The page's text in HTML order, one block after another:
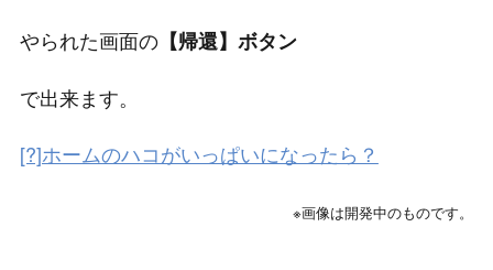
やられた画面の【帰還】ボタン
で出来ます。
[?]ホームのハコがいっぱいになったら？
※画像は開発中のものです。